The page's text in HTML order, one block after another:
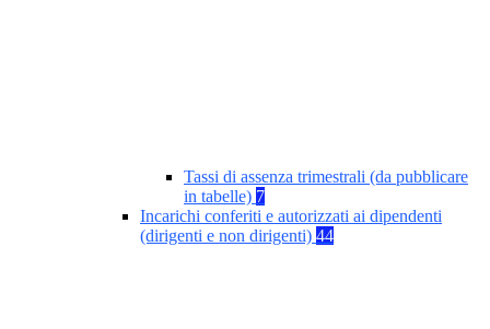
Tassi di assenza trimestrali (da pubblicare
in tabelle) 7
Incarichi conferiti e autorizzati ai dipendenti
(dirigenti e non dirigenti) 44